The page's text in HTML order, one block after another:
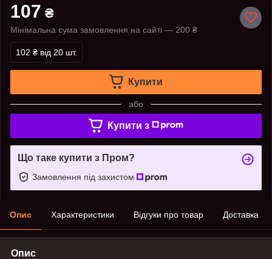
107 ₴
Мінімальна сума замовлення на сайті — 200 ₴
102 ₴ від 20 шт.
Купити
або
Купити з
Що таке купити з Пром?
Замовлення під захистом
Опис Характеристики Відгуки про товар Доставка
Опис